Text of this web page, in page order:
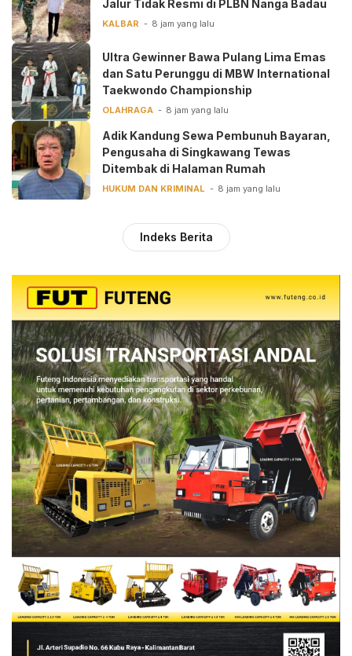
Jalur Tidak Resmi di PLBN Nanga Badau
KALBAR 8 jam yang lalu
Ultra Gewinner Bawa Pulang Lima Emas
dan Satu Perunggu di MBW International
Taekwondo Championship
OLAHRAGA 8 jam yang lalu
Adik Kandung Sewa Pembunuh Bayaran,
Pengusaha di Singkawang Tewas
Ditembak di Halaman Rumah
HUKUM DAN KRIMINAL 8 jam yang lalu
Indeks Berita